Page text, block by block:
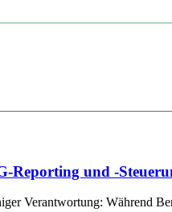
Reporting und -
Verantwortung: Während